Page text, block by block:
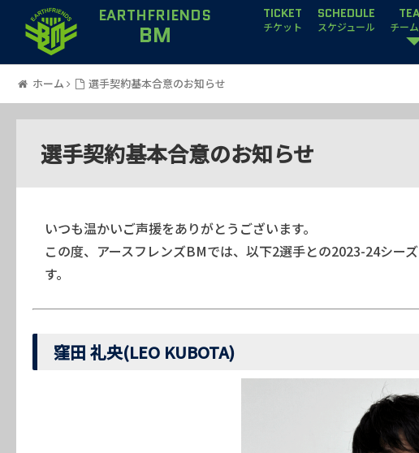
EARTHFRIENDS
BM
TICKET
チケット
SCHEDULE
スケジュール チー
ホーム 選手契約基本合意のお知らせ
選手契約基本合意のお知らせ
いつも温かいご声援をありがとうございます。
この度、アースフレンズBMでは、以下2選手との2023-24シー
す。
窪田 礼央(LEO KUBOTA)